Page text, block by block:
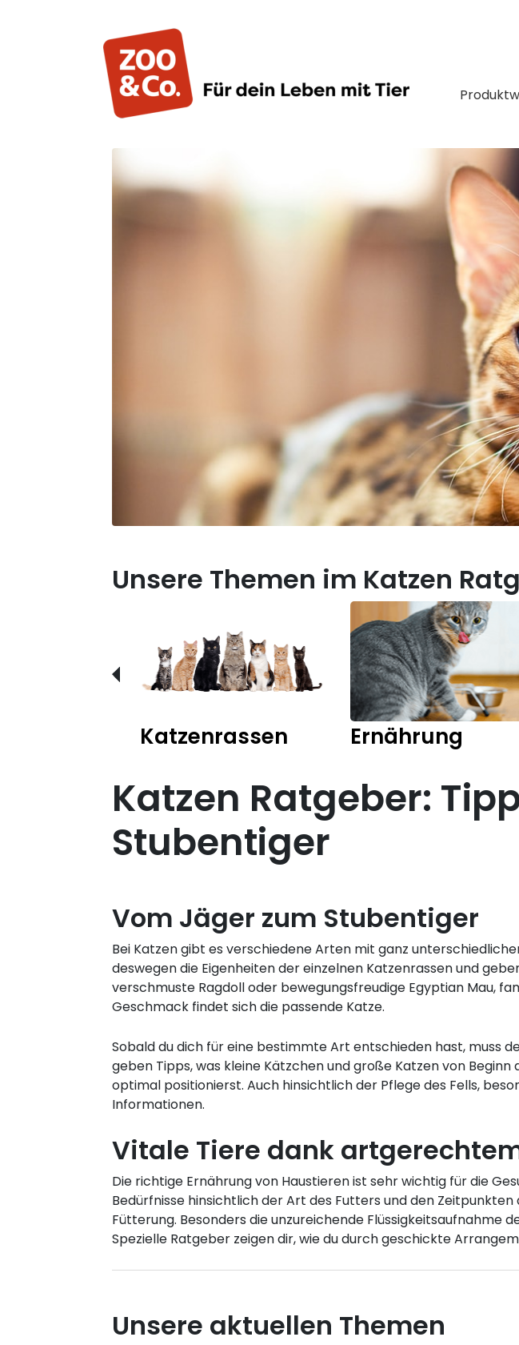
Unsere Themen im Katzen
Katzenrassen Ernährung
Katzen Ratgeber:
Stubentiger
Vom Jäger zum Stubentiger
Bei Katzen gibt es verschiedene Arten mit ganz
deswegen die Eigenheiten der einzelnen Katzenrassen und
verschmuste Ragdoll oder bewegungsfreudige Egyptian Mau,
Geschmack findet sich die passende Katze.
Sobald du dich für eine bestimmte Art entschieden hast, muss
geben Tipps, was kleine Kätzchen und große Katzen von
optimal positionierst. Auch hinsichtlich der Pflege des Fells,
Informationen.
Vitale Tiere dank
Die richtige Ernährung von Haustieren ist sehr wichtig für die
Bedürfnisse hinsichtlich der Art des Futters und den
Fütterung. Besonders die unzureichende Flüssigkeitsaufnahme
Spezielle Ratgeber zeigen dir, wie du durch geschickte
Unsere aktuellen Themen